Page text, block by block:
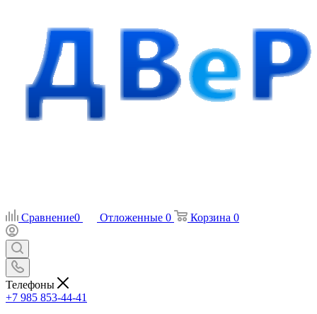
Сравнение0 Отложенные 0 Корзина 0
Телефоны
+7 985 853-44-41